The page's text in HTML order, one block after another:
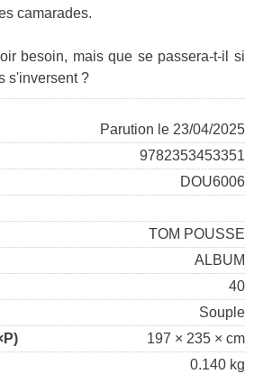
camarades.
besoin, mais que se passera-t-il si
s'inversent ?
Parution le 23/04/2025
9782353453351
DOU6006
TOM POUSSE
ALBUM
40
Souple
197 × 235 × cm
0.140 kg